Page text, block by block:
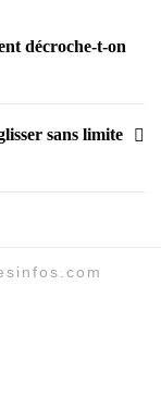
décroche-t-on
sans limite